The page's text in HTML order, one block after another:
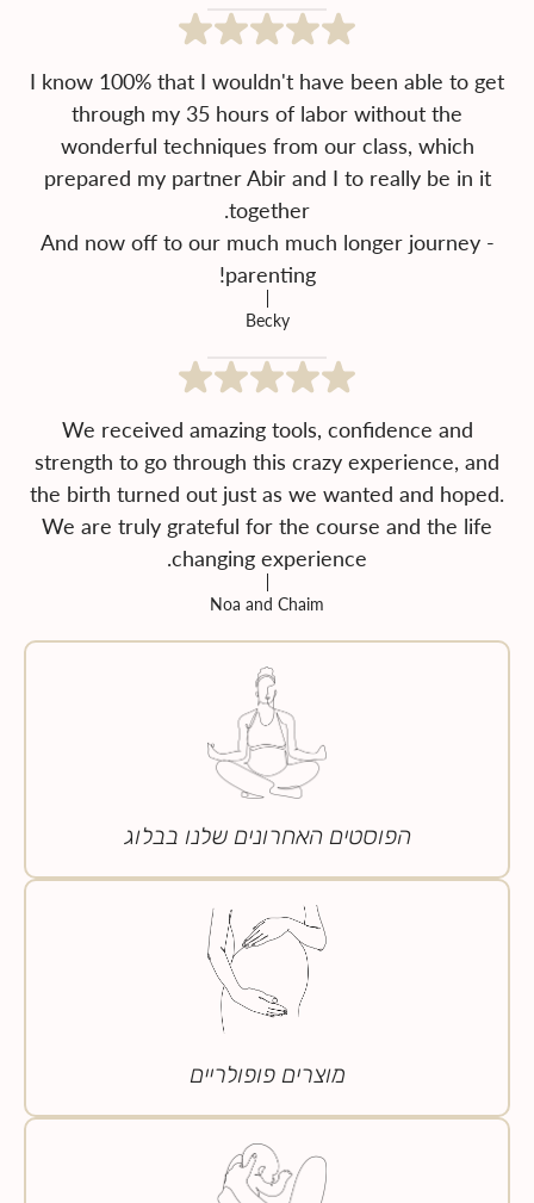
I know 100% that I wouldn't have been able to get
through my 35 hours of labor without the
wonderful techniques from our class, which
prepared my partner Abir and I to really be in it
And now off to our much much longer journey -
parenting!
Becky
We received amazing tools, confidence and
strength to go through this crazy experience, and
the birth turned out just as we wanted and hoped.
We are truly grateful for the course and the life
changing experience.
Noa and Chaim
הפוסטים האחרונים שלנו בבלוג
מוצרים פופולריים